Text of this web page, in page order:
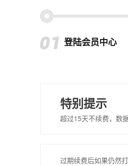
登陆会员中心
特别提示
超过15天不续费，数
过期续费后如果仍然